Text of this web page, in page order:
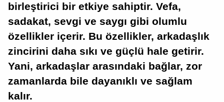
birleştirici bir etkiye sahiptir. Vefa,
sadakat, sevgi ve saygı gibi olumlu
özellikler içerir. Bu özellikler, arkadaşlık
zincirini daha sıkı ve güçlü hale getirir.
Yani, arkadaşlar arasındaki bağlar, zor
zamanlarda bile dayanıklı ve sağlam
kalır.